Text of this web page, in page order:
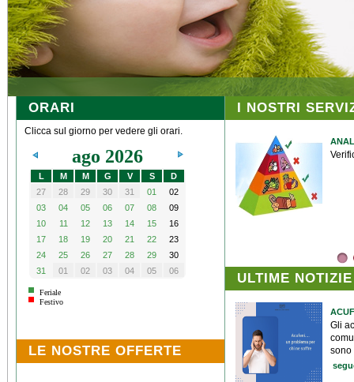
ORARI
Clicca sul giorno per vedere gli orari.
ago 2026
L M M G V S
D
27
28 29 30 31 01
02
03
04 05 06 07 08
09
10
11 12 13 14 15
16
17
18 19 20 21 22
23
24
25 26 27 28 29
30
31
01 02 03 04 05 06
Feriale
Festivo
LE NOSTRE OFFERTE
I NOSTRI
ULTIME NOTIZIE
Gli
sono